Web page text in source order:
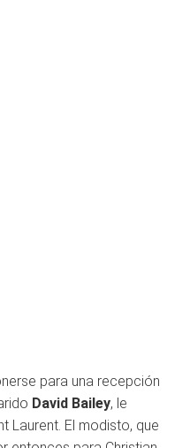
para una recepción
David Bailey, le
Laurent. El modisto, que